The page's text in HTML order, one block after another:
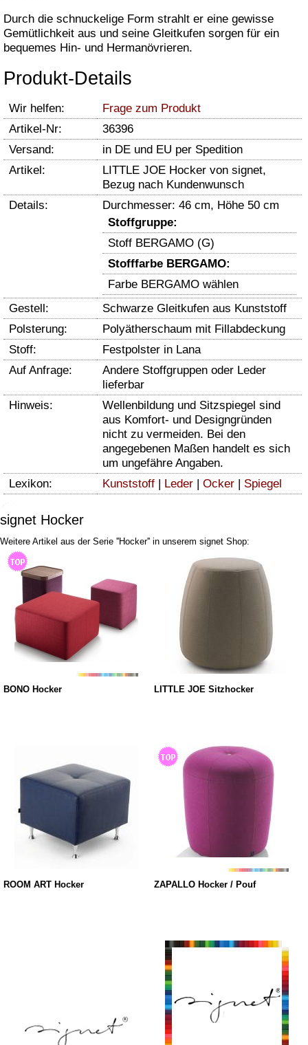
Durch die schnuckelige Form strahlt er eine gewisse
Gemütlichkeit aus und seine Gleitkufen sorgen für ein
bequemes Hin- und Hermanövrieren.
Produkt-Details
Wir helfen:
Frage zum Produkt
Artikel-Nr:
36396
Versand:
in DE und EU per Spedition
Artikel:
LITTLE JOE Hocker von signet,
Bezug nach Kundenwunsch
Details:
Durchmesser: 46 cm, Höhe 50 cm
Stoffgruppe:
Stoff BERGAMO (G)
Stofffarbe BERGAMO:
Farbe BERGAMO wählen
Gestell:
Schwarze Gleitkufen aus Kunststoff
Polsterung:
Polyätherschaum mit Fillabdeckung
Stoff:
Festpolster in Lana
Auf Anfrage:
Andere Stoffgruppen oder Leder
lieferbar
Hinweis:
Wellenbildung und Sitzspiegel sind
aus Komfort- und Designgründen
nicht zu vermeiden. Bei den
angegebenen Maßen handelt es sich
um ungefähre Angaben.
Lexikon:
Kunststoff Leder Ocker Spiegel
signet Hocker
Weitere Artikel aus der Serie ''Hocker'' in unserem signet Shop:
BONO Hocker LITTLE JOE Sitzhocker
ROOM ART Hocker ZAPALLO Hocker / Pouf